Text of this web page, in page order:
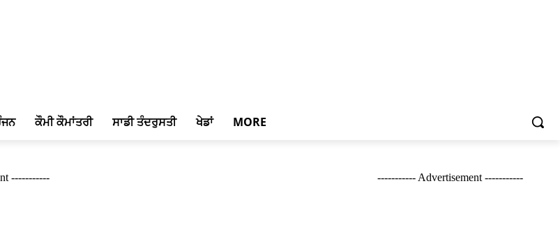
ਕੌਮੀ ਕੌਮਾਂਤਰੀ ਸਾਡੀ ਤੰਦਰੁਸਤੀ ਖੇਡਾਂ MORE
----------- ----------- Advertisement -----------